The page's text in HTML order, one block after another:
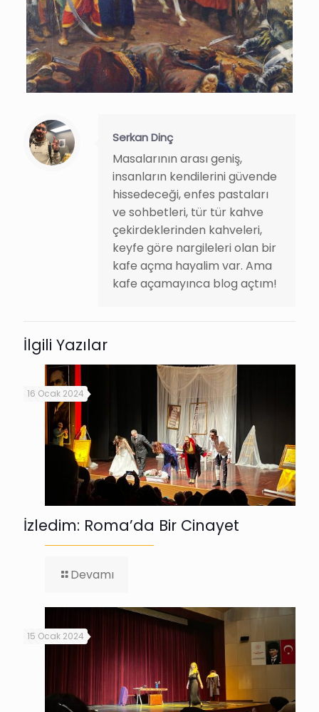
Serkan Dinç
Masalarının arası geniş,
insanların kendilerini güvende
hissedeceği, enfes pastaları
ve sohbetleri, tür tür kahve
çekirdeklerinden kahveleri,
keyfe göre nargileleri olan bir
kafe açma hayalim var. Ama
kafe açamayınca blog açtım!
İlgili Yazılar
16 Ocak 2024
İzledim: Roma’da Bir Cinayet
Devamı
Bir
Cinayet
15 Ocak 2024